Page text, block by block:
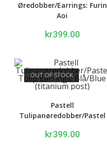
Øredobber/Earrings: Furin
Aoi
kr399.00
OUT OF STOCK
Pastell
Tulipanøredobber/Pastel
(titanium post)
kr399.00